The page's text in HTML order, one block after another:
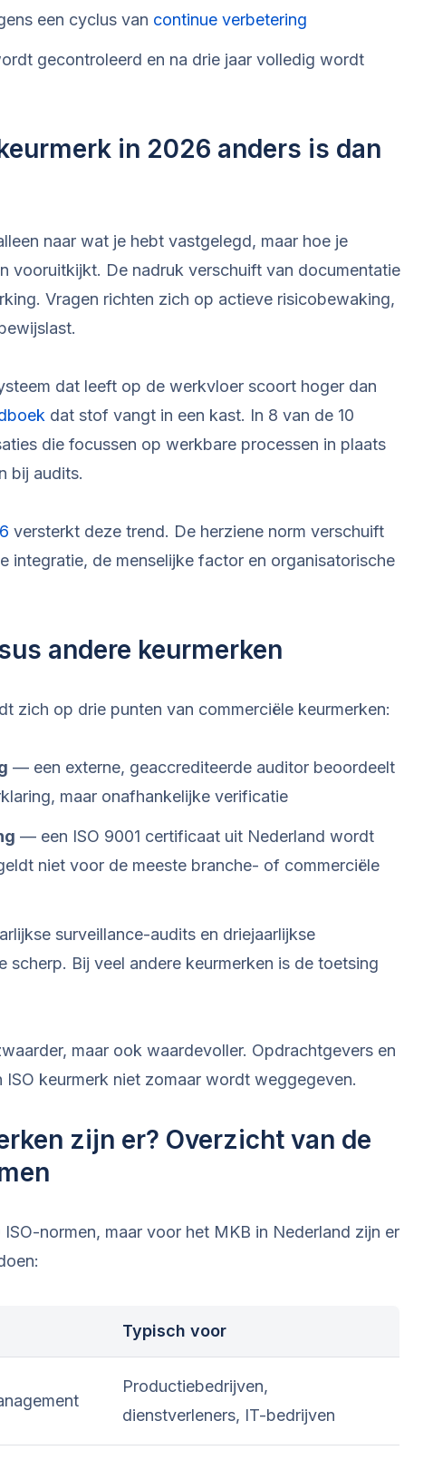
een cyclus van continue verbetering
gecontroleerd en na drie jaar volledig wordt
in 2026 anders is dan
naar wat je hebt vastgelegd, maar hoe je
vooruitkijkt. De nadruk verschuift van documentatie
Vragen richten zich op actieve risicobewaking,
dat leeft op de werkvloer scoort hoger dan
dat stof vangt in een kast. In 8 van de 10
die focussen op werkbare processen in plaats
bij audits.
versterkt deze trend. De herziene norm verschuift
integratie, de menselijke factor en organisatorische
andere keurmerken
zich op drie punten van commerciële keurmerken:
— een externe, geaccrediteerde auditor beoordeelt
maar onafhankelijke verificatie
— een ISO 9001 certificaat uit Nederland wordt
niet voor de meeste branche- of commerciële
surveillance-audits en driejaarlijkse
scherp. Bij veel andere keurmerken is de toetsing
maar ook waardevoller. Opdrachtgevers en
keurmerk niet zomaar wordt weggegeven.
zijn er? Overzicht van de
normen, maar voor het MKB in Nederland zijn er
Typisch voor
Productiebedrijven,
dienstverleners, IT-bedrijven